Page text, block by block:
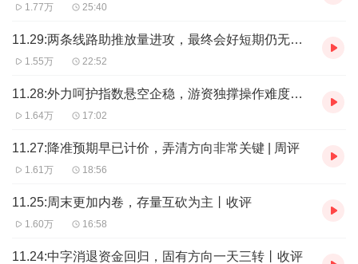
1.77万 25:40
11.29:两条线路助推放量进攻，最终会好短期仍无质变丨收评
1.55万 22:52
11.28:外力呵护指数悬空企稳，游资独撑操作难度仍大丨收评
1.64万 17:02
11.27:降准预期早已计价，弄清方向非常关键 | 周评
1.61万 18:56
11.25:周末更加内卷，存量互砍为主丨收评
1.60万 16:58
11.24:中字消退资金回归，固有方向一天三转丨收评